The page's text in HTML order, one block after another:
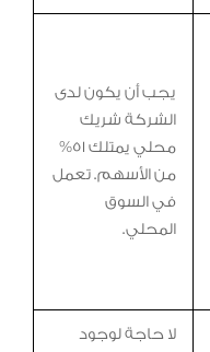
يجب أن يكون لدى
الشركة شريك
محلي يمتلك 51%
من الأسهم. تعمل
في السوق
المحلي.
لا حاجة لوجود